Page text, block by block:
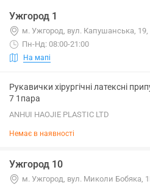
Ужгород 1
м. Ужгород, вул. Капушанська,
Пн-Нд: 08:00-21:00
На мапі
Рукавички хірургічні латексні
7 1пара
ANHUI HAOJIE PLASTIC LTD
Немає в наявності
Ужгород 10
м. Ужгород, вул. Миколи Бобяка,